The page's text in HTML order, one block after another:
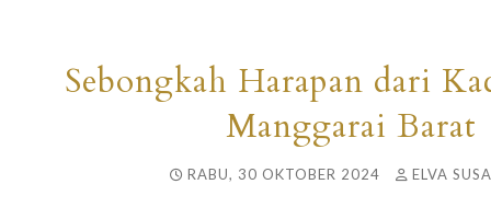
Sebongkah Harapan dari
Manggarai Barat
RABU, 30 OKTOBER 2024 ELVA